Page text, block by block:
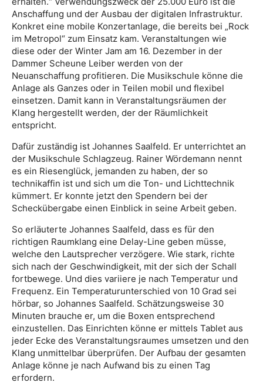
Anschaffung und der Ausbau der digitalen Infrastruktur.
Konkret eine mobile Konzertanlage, die bereits bei „Rock
im Metropol“ zum Einsatz kam. Veranstaltungen wie
diese oder der Winter Jam am 16. Dezember in der
Dammer Scheune Leiber werden von der
Neuanschaffung profitieren. Die Musikschule könne die
Anlage als Ganzes oder in Teilen mobil und flexibel
einsetzen. Damit kann in Veranstaltungsräumen der
Klang hergestellt werden, der der Räumlichkeit
entspricht.
Dafür zuständig ist Johannes Saalfeld. Er unterrichtet an
der Musikschule Schlagzeug. Rainer Wördemann nennt
es ein Riesenglück, jemanden zu haben, der so
technikaffin ist und sich um die Ton- und Lichttechnik
kümmert. Er konnte jetzt den Spendern bei der
Scheckübergabe einen Einblick in seine Arbeit geben.
So erläuterte Johannes Saalfeld, dass es für den
richtigen Raumklang eine Delay-Line geben müsse,
welche den Lautsprecher verzögere. Wie stark, richte
sich nach der Geschwindigkeit, mit der sich der Schall
fortbewege. Und dies variiere je nach Temperatur und
Frequenz. Ein Temperaturunterschied von 10 Grad sei
hörbar, so Johannes Saalfeld. Schätzungsweise 30
Minuten brauche er, um die Boxen entsprechend
einzustellen. Das Einrichten könne er mittels Tablet aus
jeder Ecke des Veranstaltungsraumes umsetzen und den
Klang unmittelbar überprüfen. Der Aufbau der gesamten
Anlage könne je nach Aufwand bis zu einen Tag
erfordern.